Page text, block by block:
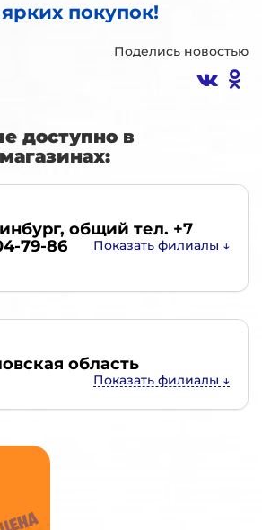
покупок!
Поделись новостью
доступно в
, общий тел. +7
79-86
область